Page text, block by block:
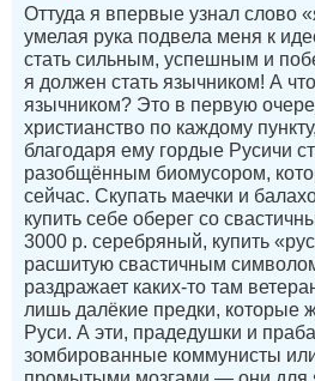
Оттуда я впервые узнал слово
умелая рука подвела меня к
стать сильным, успешным и
я должен стать язычником! А
язычником? Это в первую
христианство по каждому
благодаря ему гордые Русичи
разобщённым биомусором,
сейчас. Скупать маечки и
купить себе оберег со
3000 р. серебряный, купить
расшитую свастичным
раздражает каких-то там
лишь далёкие предки, которые
Руси. А эти, прадедушки и
зомбированные коммунисты